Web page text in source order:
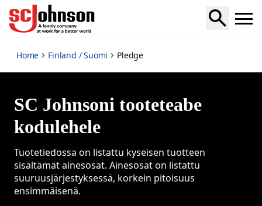
Home Finland / Suomi Pledge
SC Johnsoni tooteteabe
kodulehele
Tuotetiedossa on listattu kyseisen tuotteen
sisältämät ainesosat. Ainesosat on listattu
suuruusjärjestyksessä, korkein pitoisuus
ensimmäisenä.